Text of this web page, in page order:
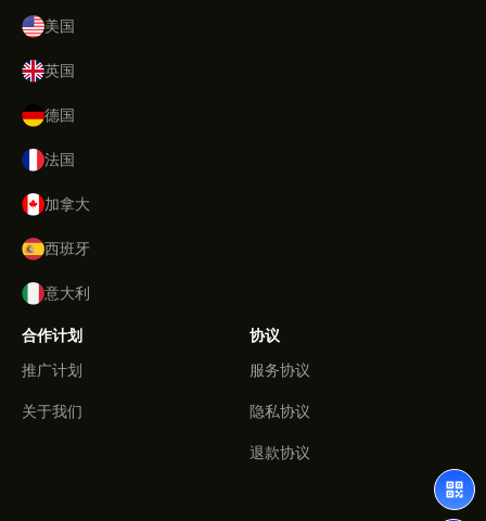
美国
英国
德国
法国
加拿大
西班牙
意大利
合作计划
推广计划
关于我们
协议
服务协议
隐私协议
退款协议